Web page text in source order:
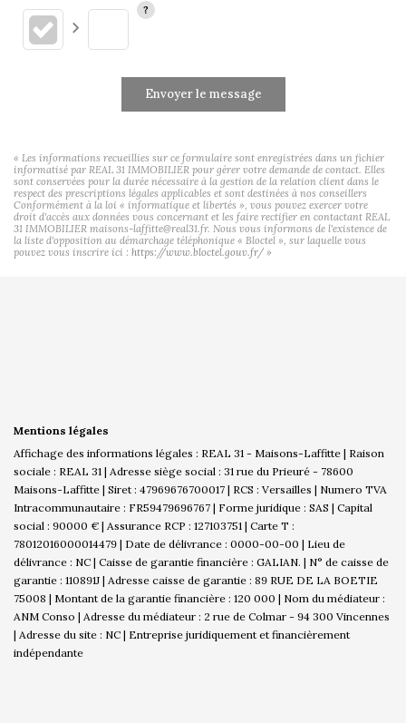
Envoyer le message
« Les informations recueillies sur ce formulaire sont enregistrées dans un fichier
informatisé par REAL 31 IMMOBILIER pour gérer votre demande de contact. Elles
sont conservées pour la durée nécessaire à la gestion de la relation client dans le
respect des prescriptions légales applicables et sont destinées à nos conseillers
Conformément à la loi « informatique et libertés », vous pouvez exercer votre
droit d'accès aux données vous concernant et les faire rectifier en contactant REAL
31 IMMOBILIER maisons-laffitte@real31.fr. Nous vous informons de l'existence de
la liste d'opposition au démarchage téléphonique « Bloctel », sur laquelle vous
pouvez vous inscrire ici : https://www.bloctel.gouv.fr/ »
Mentions légales
Affichage des informations légales : REAL 31 - Maisons-Laffitte | Raison
sociale : REAL 31 | Adresse siège social : 31 rue du Prieuré - 78600
Maisons-Laffitte | Siret : 47969676700017 | RCS : Versailles | Numero TVA
Intracommunautaire : FR59479696767 | Forme juridique : SAS | Capital
social : 90000 € | Assurance RCP : 127103751 | Carte T :
78012016000014479 | Date de délivrance : 0000-00-00 | Lieu de
délivrance : NC | Caisse de garantie financière : GALIAN. | N° de caisse de
garantie : 110891J | Adresse caisse de garantie : 89 RUE DE LA BOETIE
75008 | Montant de la garantie financière : 120 000 | Nom du médiateur :
ANM Conso | Adresse du médiateur : 2 rue de Colmar - 94 300 Vincennes
| Adresse du site : NC | Entreprise juridiquement et financièrement
indépendante